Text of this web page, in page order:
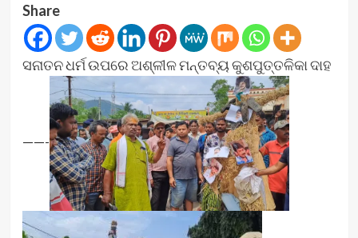
Share
ସନାତନ ଧର୍ମ ଉପରେ ଅଶ୍ଳୀଳ ମନ୍ତବ୍ୟ କୁଶପୁତ୍ତଳିକା ଦାହ
——-